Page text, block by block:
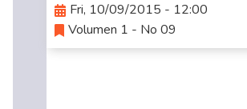
Fri, 10/09/2015 - 12:00
Volumen 1 - No 09